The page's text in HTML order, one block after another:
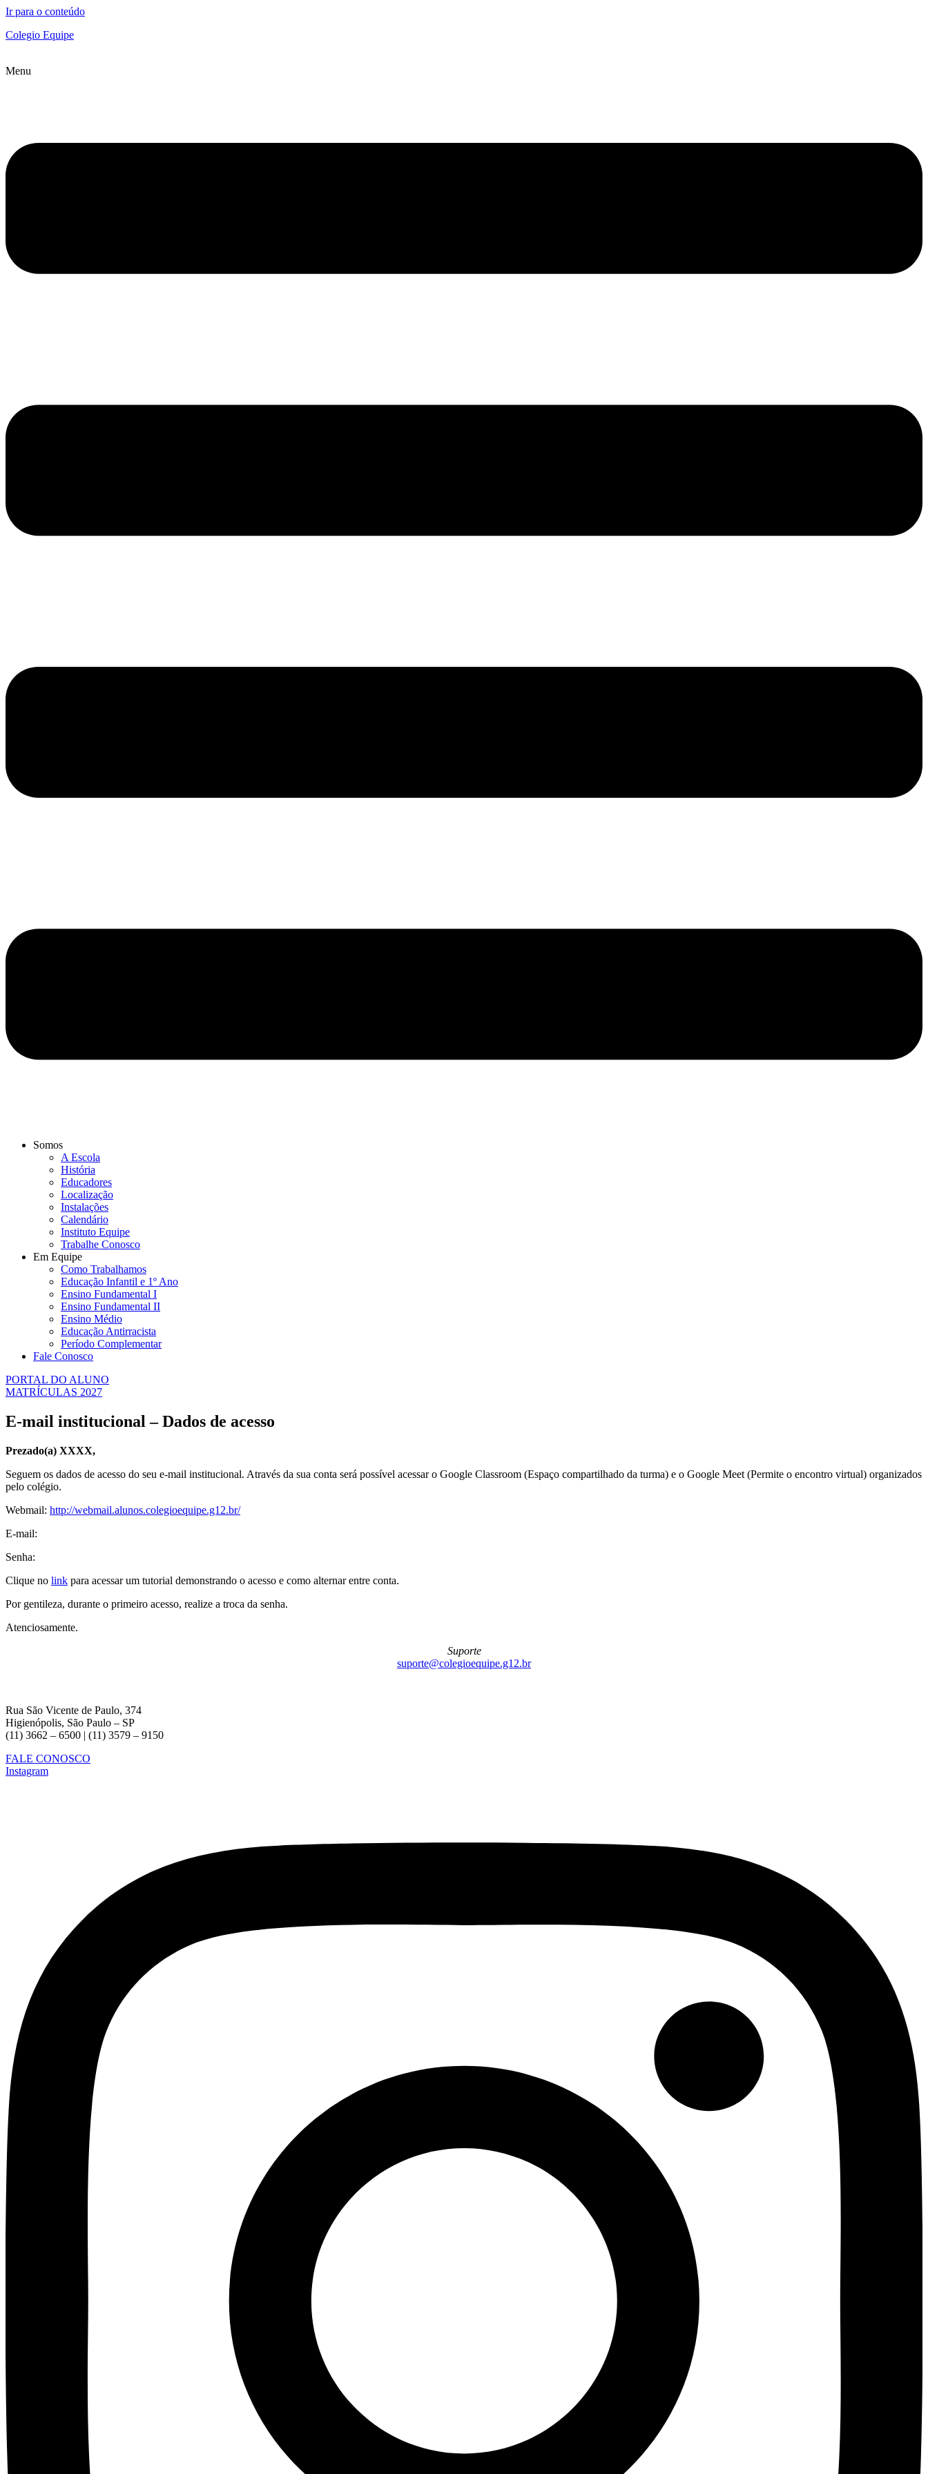
Ir para o conteúdo
Colegio Equipe
Menu
Somos
A Escola
História
Educadores
Localização
Instalações
Calendário
Instituto Equipe
Trabalhe Conosco
Em Equipe
Como Trabalhamos
Educação Infantil e 1º Ano
Ensino Fundamental I
Ensino Fundamental II
Ensino Médio
Educação Antirracista
Período Complementar
Fale Conosco
PORTAL DO ALUNO
MATRÍCULAS 2027
E-mail institucional – Dados de acesso
Prezado(a) XXXX,
Seguem os dados de acesso do seu e-mail institucional. Através da sua conta será possível acessar o Google Classroom (Espaço compartilhado da turma) e o Google Meet (Permite o encontro virtual) organizados
pelo colégio.
Webmail: http://webmail.alunos.colegioequipe.g12.br/
E-mail:
Senha:
Clique no link para acessar um tutorial demonstrando o acesso e como alternar entre conta.
Por gentileza, durante o primeiro acesso, realize a troca da senha.
Atenciosamente.
Suporte
suporte@colegioequipe.g12.br
Rua São Vicente de Paulo, 374
Higienópolis, São Paulo – SP
(11) 3662 – 6500 | (11) 3579 – 9150
FALE CONOSCO
Instagram